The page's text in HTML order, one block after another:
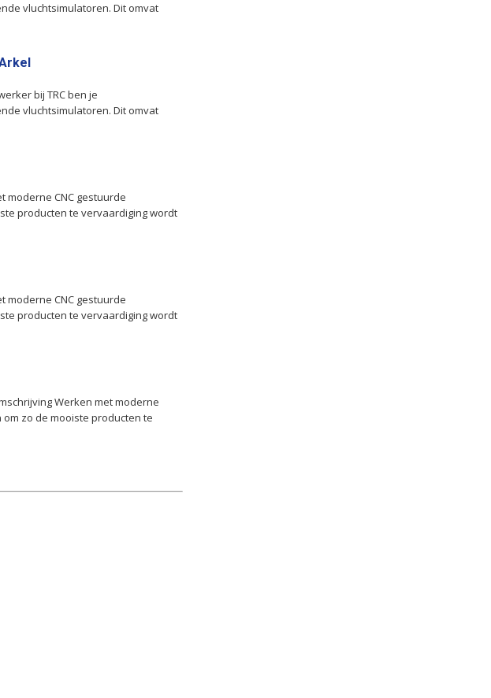
vluchtsimulatoren. Dit omvat
bij TRC ben je
vluchtsimulatoren. Dit omvat
moderne CNC gestuurde
producten te vervaardiging wordt
moderne CNC gestuurde
producten te vervaardiging wordt
Werken met moderne
zo de mooiste producten te